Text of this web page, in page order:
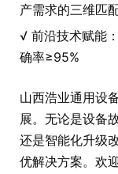
产需求的三维匹
√ 前沿技术赋能
确率≥95%
山西浩业通用设
展。无论是设备
还是智能化升级
优解决方案。欢